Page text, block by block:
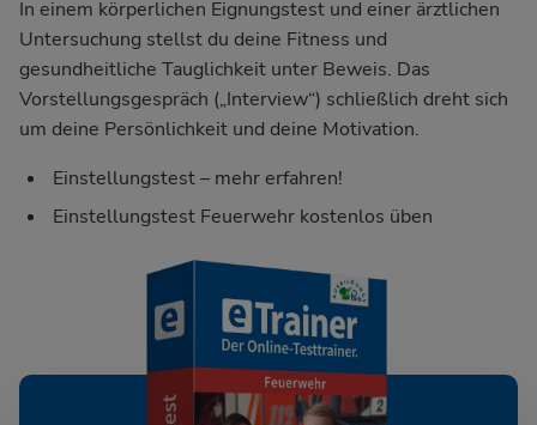
In einem körperlichen Eignungstest und einer ärztlichen
Untersuchung stellst du deine Fitness und
gesundheitliche Tauglichkeit unter Beweis. Das
Vorstellungsgespräch („Interview“) schließlich dreht sich
um deine Persönlichkeit und deine Motivation.
Einstellungstest – mehr erfahren!
Einstellungstest Feuerwehr kostenlos üben